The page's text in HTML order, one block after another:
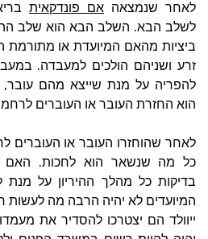
לאחר שנמצאה אם פונדקאית
לשלב הבא. השלב הבא הוא שלב
ביציות מהאם המיועדת או מתורמת
זרע ושניהם הולכים למעבדה.
להפריה על מנת שייצא מהם עובר,
הוא החזרת העובר או העוברים
לאחר שהוחזרו העובר או העוברים
כל מה שנשאר הוא לחכות.
האם
בדיקות כל מהלך ההיריון על מנת
המיועדים לא יהיה הרבה מה לעשות
ייוולד הם יצטרכו להסדיר את